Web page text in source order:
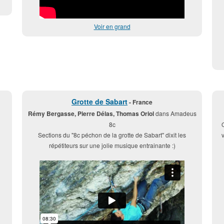
Voir en grand
Grotte de Sabart- France
Rémy Bergasse, Pierre Délas, Thomas Orioldans Amadeus
8c
Sections du "8c péchon de la grotte de Sabart" dixit les
répétiteurs sur une jolie musique entrainante :)